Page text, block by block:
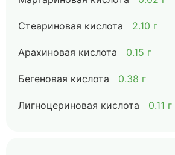
Стеариновая кислота 2.10 г
Арахиновая кислота 0.15 г
Бегеновая кислота 0.38 г
Лигноцериновая кислота 0.11 г